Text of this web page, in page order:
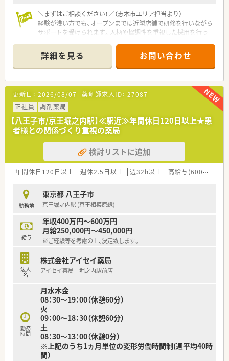
＼まずはご相談ください！／（志木市エリア担当より）
経験が浅い方でも、オープンまでは近隣店舗で研修を行いながら
サポートを受けられます。人柄や協調性を重視した採用を行っ
＊------------------------------------------＊
【店舗情報と応需状況について】
■東武東上線の志木駅から車で13分ほどの場所に位置し、2027
年2月の新規オープンに向けて準備中の店舗です。
■神経内科や呼吸器内科中心に処方箋を受け付け、1人1日40枚
を目安とした無理のない人員体制を予定しています。
■最初は薬剤師1名と医療事務1名から2名の体制でスタートし、
地域の健康を支える薬局を目指し運営を行います。
【法人特徴について】
■宮城県を中心に東北や関東へ広く展開しており、通信販売やコ
ンサルティング事業も行う安定した経営基盤を持ちます。
■代表との距離が近く風通しの良い社風が自慢で、従業員同士の
仲が良く、何でも相談しやすいオープンな雰囲気です。
という目標がある方への手厚いサポート体制もあります。
【求人情報について】
■年収500万円から600万円の高待遇をご用意しており、管理薬
剤師としての経験やスキルをしっかりと評価します。
■土日休みや週休3日制の導入など、個人のライフスタイルに合
わせた多様な働き方についても柔軟にご相談可能です。
遠方から引っ越しを伴う転職をお考えの方も安心です。
■オンとオフの切り替えを大切にし、プライベートの時間をしっ
かりと確保しながら無理なく長く働き続けたい方に最適です。
■新店舗の立ち上げというやりがいのある業務に挑戦し、管理薬
剤師としてのスキルや経験を大きく成長させたい方に適してい
ます。
■将来的な独立開業を目指しており、経営者目線での店舗運営ノ
ウハウを実践的に学びたいという意欲的な方に強くおすすめし
ます。
詳細を見る お問い合わせ
更新日： 2026/08/07 薬剤師求人ID： 27087
正社員
調剤薬局
【八王子市/京王堀之内駅】≪駅近≫年間休日120日以上★患
者様との関係づくり重視の薬局
検討リストに追加
年間休日120日以上 週休2.5日以上 週32h以上 高給与(600万円以上)
勤務地
東京都 八王子市
京王堀之内駅 (京王相模原線)
給与
年収400万円～600万円
月給250,000円～450,000円
※ご経験等を考慮の上、決定致します。
法人
名
株式会社アイセイ薬局
アイセイ薬局 堀之内駅前店
勤務
時間
月水木金
08：30～19：00（休憩60分）
火
09：00～18：30（休憩60分）
土
08：30～13：00（休憩0分）
※上記のうち1ヵ月単位の変形労働時間制(週平均40時
間）